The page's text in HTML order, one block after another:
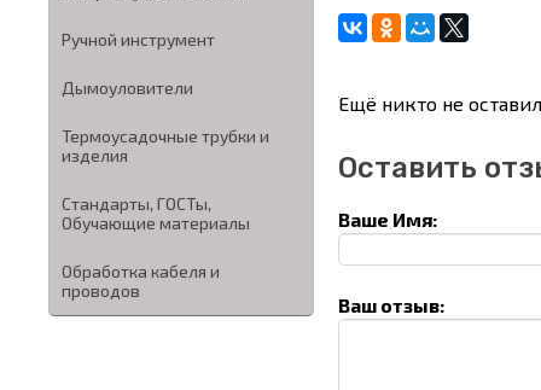
Ручной инструмент
Дымоуловители
Термоусадочные трубки и
изделия
Стандарты, ГОСТы,
Обучающие материалы
Обработка кабеля и
проводов
Ещё никто не
Оставить
Ваше Имя:
Ваш отзыв: